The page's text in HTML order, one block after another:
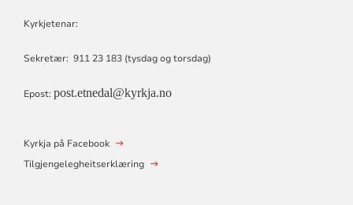
Kyrkjetenar:
Sekretær: 911 23 183 (tysdag og torsdag)
Epost: post.etnedal@kyrkja.no
Kyrkja på Facebook
Tilgjengelegheitserklæring